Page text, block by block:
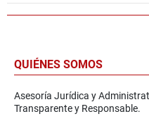
QUIÉNES SOMOS
Asesoría Jurídica y
Transparente y Responsable.